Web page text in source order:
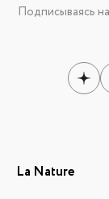
Подписываясь
La Nature